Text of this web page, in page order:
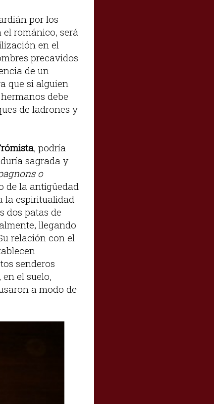
por los
románico, será
en el
precavidos
de un
que si alguien
debe
de ladrones y
, podría
sagrada y
o
de la antigüedad
la espiritualidad
dos patas de
llegando
relación con el
senderos
el suelo,
a modo de